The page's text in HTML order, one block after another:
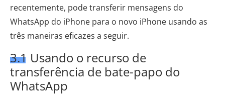
recentemente, pode transferir mensagens do
WhatsApp do iPhone para o novo iPhone usando as
três maneiras eficazes a seguir.
3.1 Usando o recurso de
transferência de bate-papo do
WhatsApp